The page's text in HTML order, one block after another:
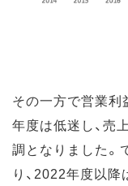
その一方で営業利
年度は低迷し、売
調となりました。
り、2022年度以